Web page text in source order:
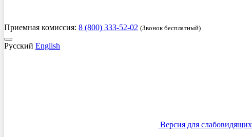
Приемная комиссия: 8 (800) 333-52-02 (Звонок бесплатный)
Русский English
Версия для слабовидящих